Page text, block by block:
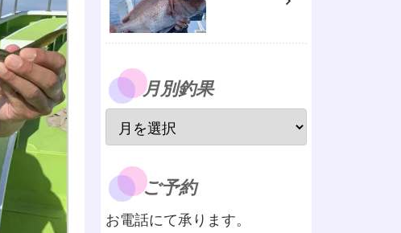
月別釣果
ご予約
お電話にて承ります。